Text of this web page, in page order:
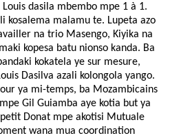
dasila mbembo mpe 1 à 1.
kosalema malamu te. Lupeta azo
na trio Masengo, Kiyika na
kopesa batu nionso kanda. Ba
kokatela ye sur mesure,
Dasilva azali kolongola yango.
ya mi-temps, ba Mozambicains
Gil Guiamba aye kotia but ya
Donat mpe akotisi Mutuale
wana mua coordination